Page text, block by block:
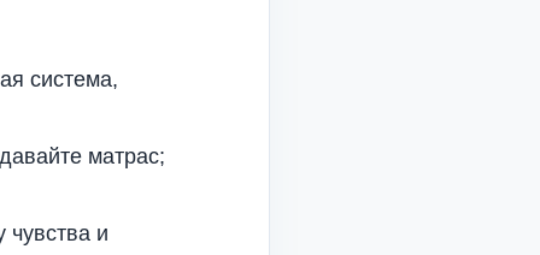
система,
матрас;
чувства и